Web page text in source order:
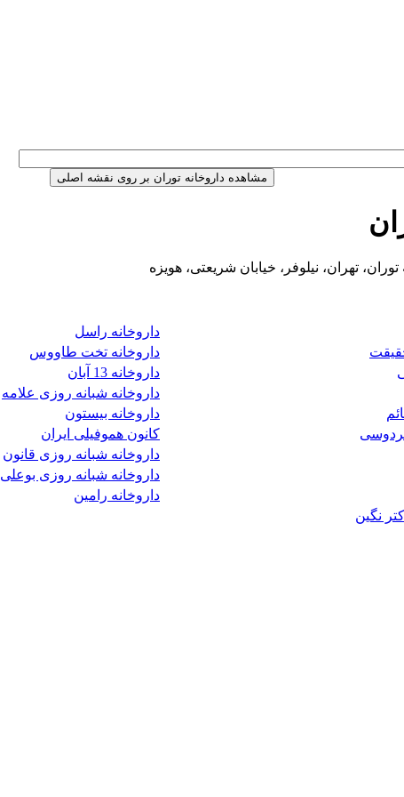
تهران، نیلوفر، خیابان شریعتی، هویزه
داروخانه راسل
داروخانه تخت طاووس
داروخانه 13 آبان
داروخانه شبانه روزی علامه
داروخانه بیستون
کانون هموفیلی ایران
داروخانه شبانه روزی قانون
داروخانه شبانه روزی بوعلی
داروخانه رامین
نگین